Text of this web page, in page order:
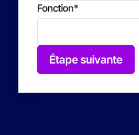
Fonction*
Étape suivante